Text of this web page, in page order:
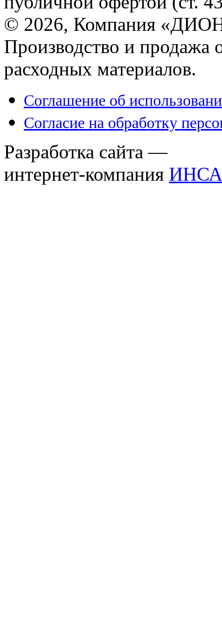
© 2026, Компания
Производство и продажа
расходных материалов.
Соглашение об
Согласие на обработку
Разработка сайта —
интернет-компания